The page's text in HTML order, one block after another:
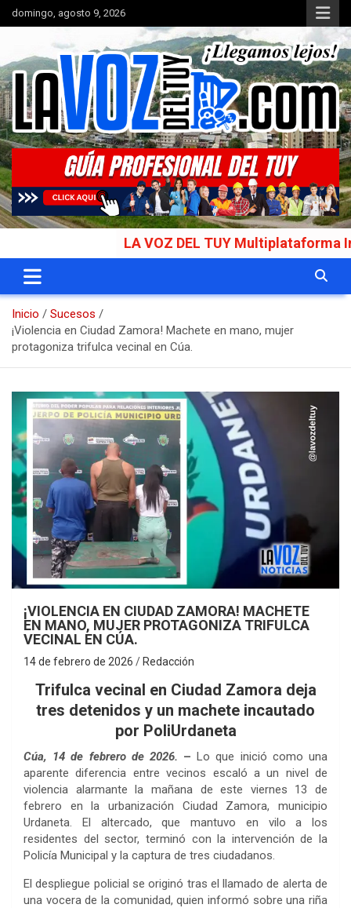
Saltar
al
domingo, agosto 9, 2026
La Voz del Tuy
Portal de noticias
LA VOZ DEL TUY Multiplataforma
Inicio
Sucesos
¡Violencia en Ciudad Zamora! Machete en mano, mujer
protagoniza trifulca vecinal en Cúa.
¡VIOLENCIA EN CIUDAD ZAMORA! MACHETE
EN MANO, MUJER PROTAGONIZA TRIFULCA
VECINAL EN CÚA.
14 de febrero de 2026 Redacción
Trifulca vecinal en Ciudad Zamora deja
tres detenidos y un machete incautado
por PoliUrdaneta
Cúa, 14 de febrero de 2026. – Lo que inició como una
aparente diferencia entre vecinos escaló a un nivel de
violencia alarmante la mañana de este viernes 13 de
febrero en la urbanización Ciudad Zamora, municipio
Urdaneta. El altercado, que mantuvo en vilo a los
residentes del sector, terminó con la intervención de la
Policía Municipal y la captura de tres ciudadanos.
El despliegue policial se originó tras el llamado de alerta de
una vocera de la comunidad, quien informó sobre una riña